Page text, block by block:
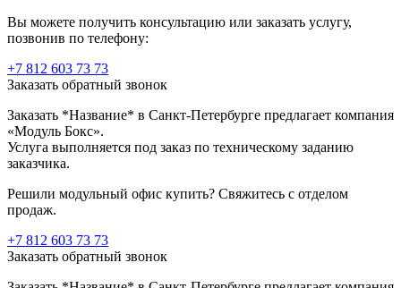
Вы можете получить консультацию или заказать услугу,
позвонив по телефону:
+7 812 603 73 73
Заказать обратный звонок
Заказать *Название* в Санкт-Петербурге предлагает компания
«Модуль Бокс».
Услуга выполняется под заказ по техническому заданию
заказчика.
Решили модульный офис купить? Свяжитесь с отделом
продаж.
+7 812 603 73 73
Заказать обратный звонок